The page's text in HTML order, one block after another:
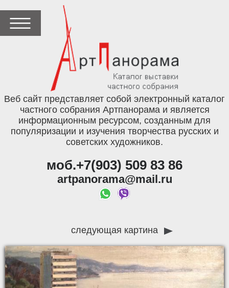
Веб сайт представляет собой электронный каталог
частного собрания Артпанорама и является
информационным ресурсом, созданным для
популяризации и изучения творчества русских и
советских художников.
моб.+7(903) 509 83 86
artpanorama@mail.ru
следующая картина